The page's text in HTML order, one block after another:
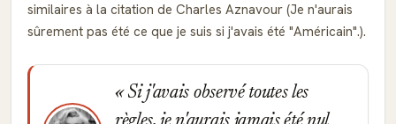
similaires à la citation de Charles Aznavour (Je n'aurais
sûrement pas été ce que je suis si j'avais été "Américain".).
Si j'avais observé toutes les